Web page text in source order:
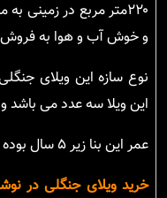
و خوش آب و هوا به
نوع سازه این ویلای
این ویلا سه عدد می
عمر این بنا زیر ۵ سال بوده و دارای سند سند ثبتی می باشد.
خرید ویلای جنگلی در